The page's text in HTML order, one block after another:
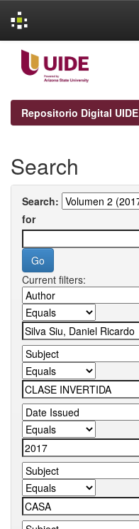
navigation
Repositorio Digital UIDE
Search
Search:
for
Current filters: